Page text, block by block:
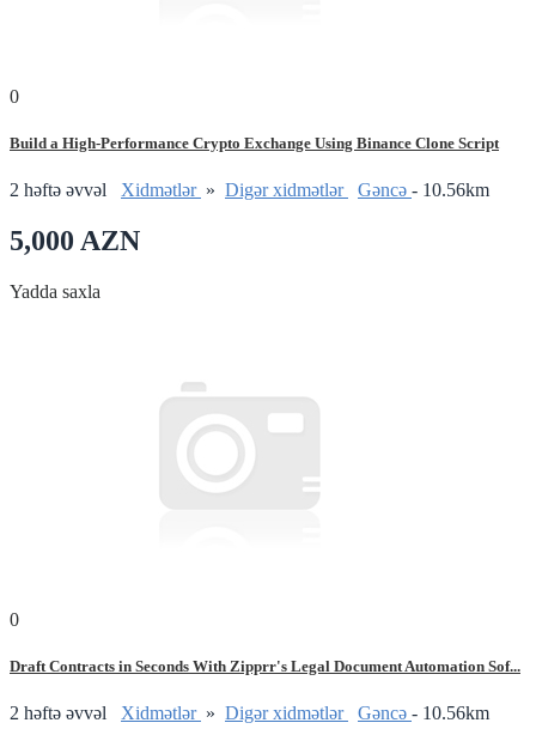
0
Build a High-Performance Crypto Exchange Using Binance Clone Script
2 həftə əvvəl Xidmətlər » Digər xidmətlər Gǝncǝ - 10.56km
5,000 AZN
Yadda saxla
0
Draft Contracts in Seconds With Zipprr's Legal Document Automation Sof...
2 həftə əvvəl Xidmətlər » Digər xidmətlər Gǝncǝ - 10.56km